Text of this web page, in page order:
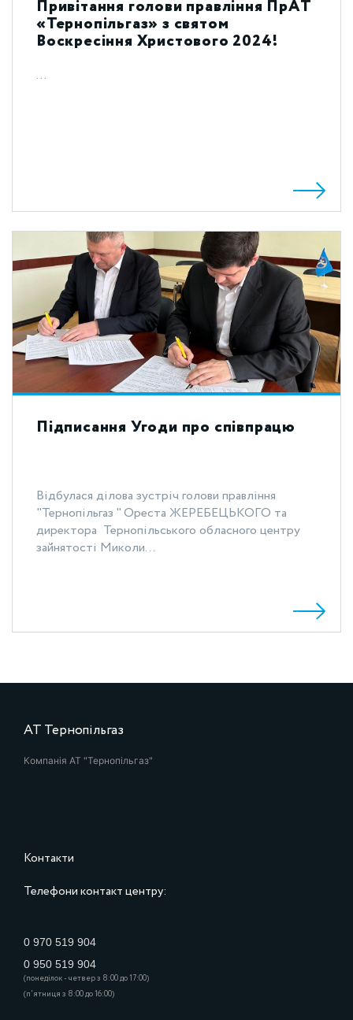
Привітання голови правління ПрАТ
«Тернопільгаз» з святом
Воскресіння Христового 2024!
...
Підписання Угоди про співпрацю
Відбулася ділова зустріч голови правління
"Тернопільгаз " Ореста ЖЕРЕБЕЦЬКОГО та
директора Тернопільського обласного центру
зайнятості Миколи...
АТ Тернопільгаз
Компанія АТ "Тернопільгаз"
Контакти
Телефони контакт центру:
0 970 519 904
0 950 519 904
(понеділок - четвер з 8:00 до 17:00)
(п'ятниця з 8:00 до 16:00)